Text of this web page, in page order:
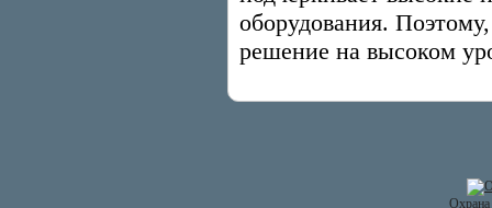
оборудования.
решение на высоком